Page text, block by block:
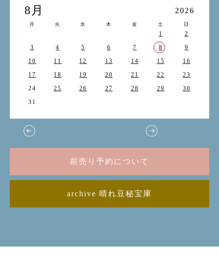
8月 2026
月 火 水 木 金 土 日
1
2
3
4 5 6 7 8
9
10
11 12 13 14 15
16
17
18 19 20 21 22
23
24
25 26 27 28 29
30
31
前売り予約について
archive 晴れ豆秘宝庫